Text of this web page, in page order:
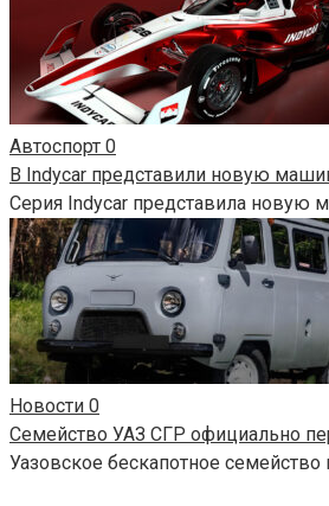
Автоспорт 0
В Indycar представили новую
Серия Indycar представила новую
Новости 0
Семейство УАЗ СГР официально
Уазовское бескапотное